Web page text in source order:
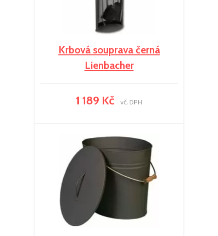
Krbová souprava černá
Lienbacher
1 189 Kč vč. DPH